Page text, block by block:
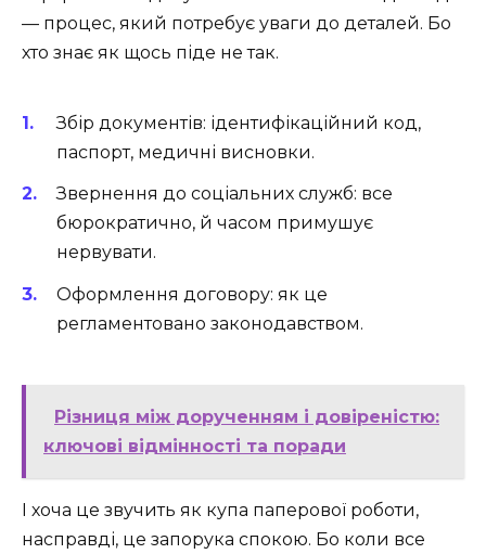
— процес, який потребує уваги до деталей. Бо
хто знає як щось піде не так.
Збір документів: ідентифікаційний код,
паспорт, медичні висновки.
Звернення до соціальних служб: все
бюрократично, й часом примушує
нервувати.
Оформлення договору: як це
регламентовано законодавством.
Різниця між дорученням і довіреністю:
ключові відмінності та поради
І хоча це звучить як купа паперової роботи,
насправді, це запорука спокою. Бо коли все